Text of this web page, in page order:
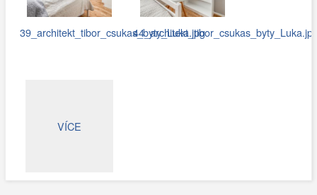
39_architekt_tibor_csukas_byty_Luka.jpg
VÍCE